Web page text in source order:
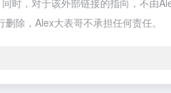
时，对于该外部链接的指向，不由
除，Alex大表哥不承担任何责任。